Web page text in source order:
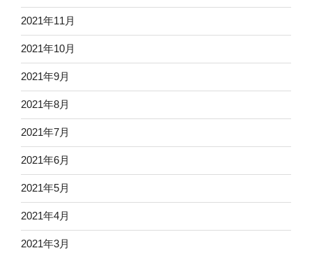
2021年11月
2021年10月
2021年9月
2021年8月
2021年7月
2021年6月
2021年5月
2021年4月
2021年3月